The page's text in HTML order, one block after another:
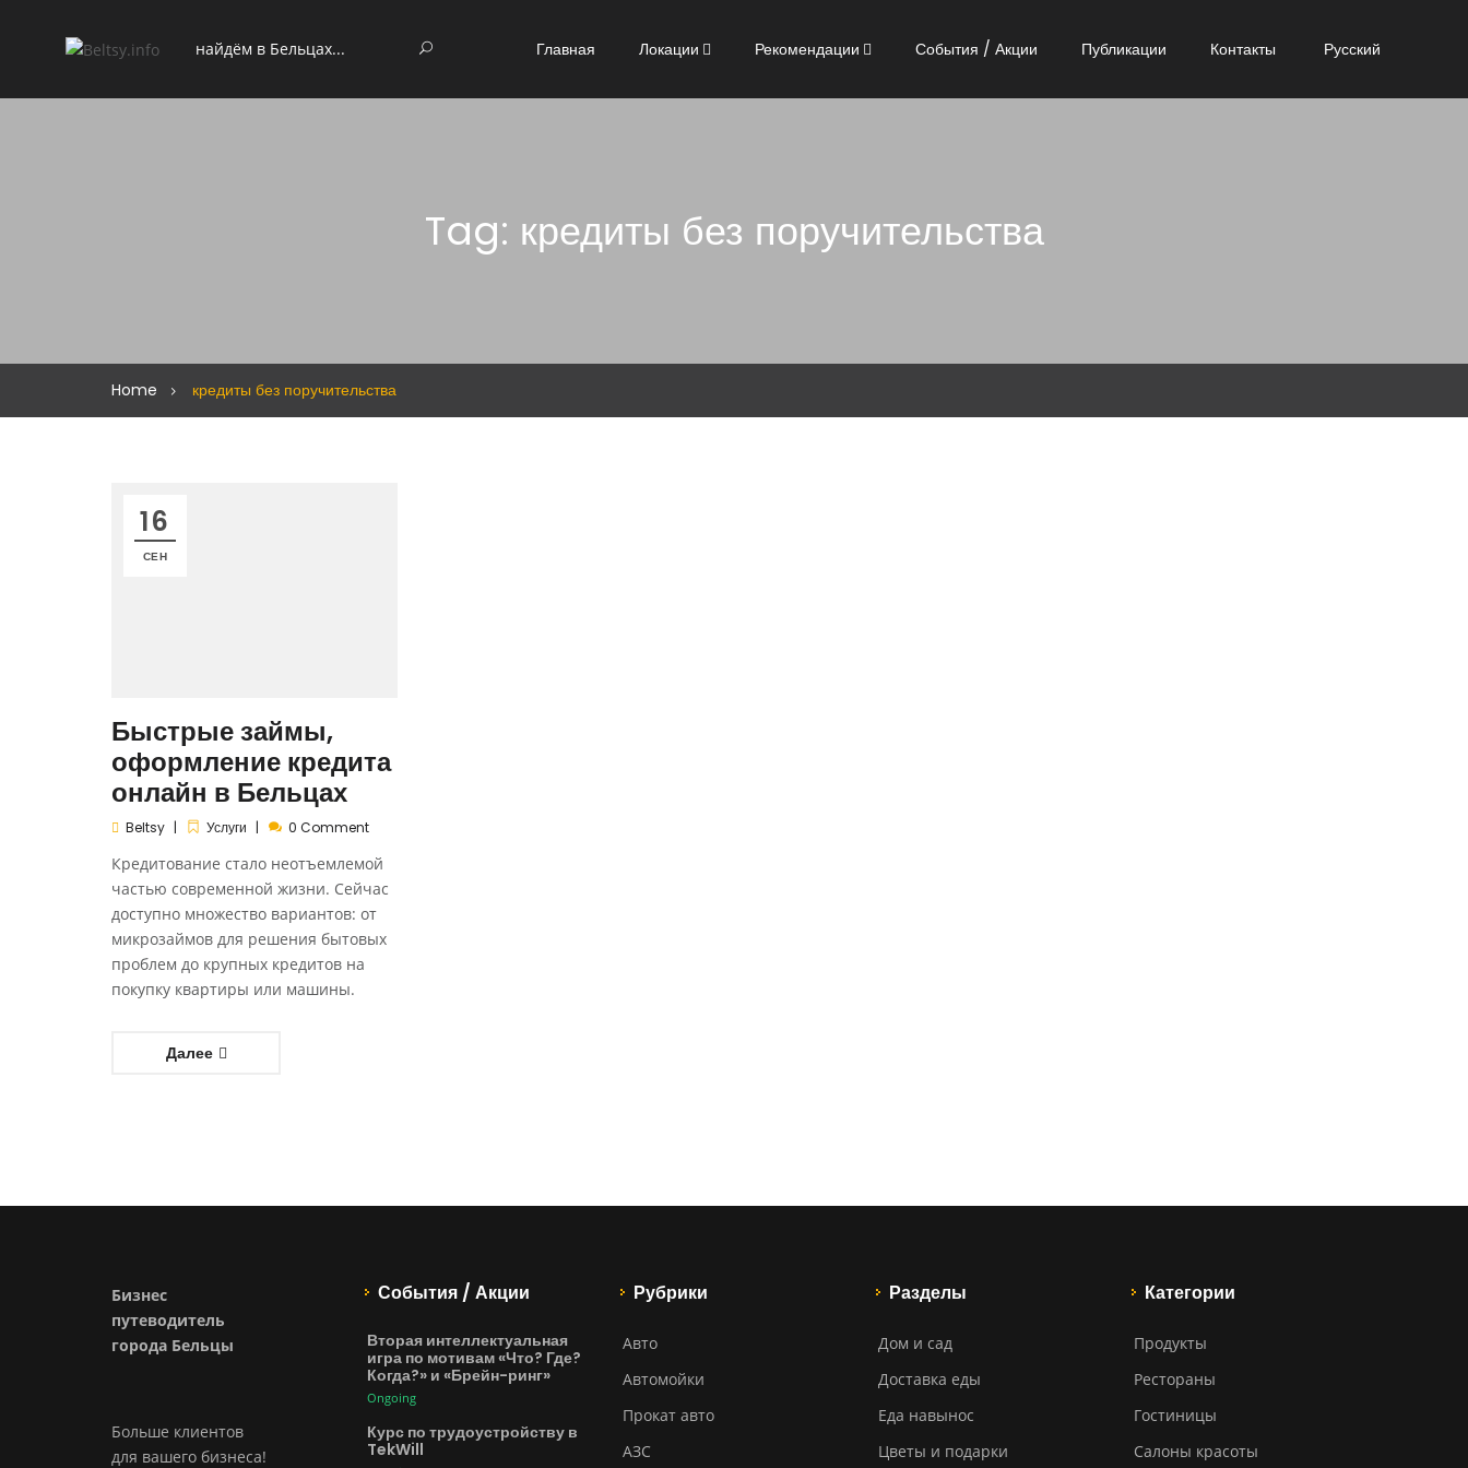
Главная Локации Рекомендации События / Акции Публикации Контакты Русский
Tag: кредиты без поручительства
Home кредиты без поручительства
16
СЕН
Быстрые займы,
оформление кредита
онлайн в Бельцах
Beltsy Услуги 0 Comment
Кредитование стало неотъемлемой
частью современной жизни. Сейчас
доступно множество вариантов: от
микрозаймов для решения бытовых
проблем до крупных кредитов на
покупку квартиры или машины.
Далее
Бизнес
путеводитель
города Бельцы
Больше клиентов
для вашего бизнеса!
События / Акции
Вторая интеллектуальная
игра по мотивам «Что? Где?
Когда?» и «Брейн-ринг»
Ongoing
Курс по трудоустройству в
TekWill
Рубрики
Авто
Автомойки
Прокат авто
АЗС
Разделы
Дом и сад
Доставка еды
Еда навынос
Цветы и подарки
Категории
Продукты
Рестораны
Гостиницы
Салоны красоты